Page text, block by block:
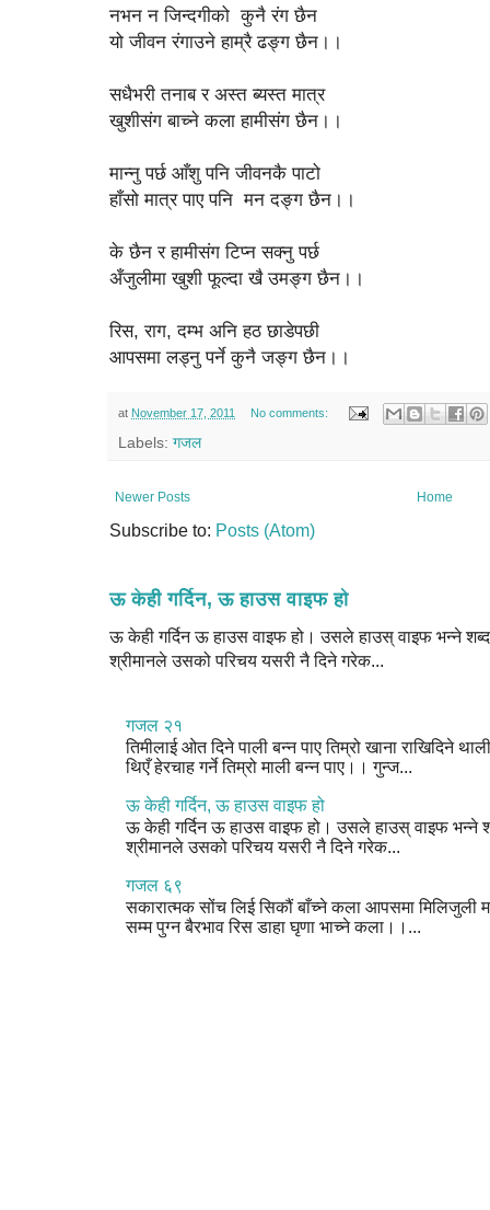
नभन न जिन्दगीको कुनै रंग छैन
यो जीवन रंगाउने हाम्रै ढङ्ग छैन।।
सधैभरी तनाब र अस्त ब्यस्त मात्र
खुशीसंग बाच्ने कला हामीसंग छैन।।
मान्नु पर्छ आँशु पनि जीवनकै पाटो
हाँसो मात्र पाए पनि मन दङ्ग छैन।।
के छैन र हामीसंग टिप्न सक्नु पर्छ
अँजुलीमा खुशी फूल्दा खै उमङ्ग छैन।।
रिस, राग, दम्भ अनि हठ छाडेपछी
आपसमा लड्नु पर्ने कुनै जङ्ग छैन।।
at November 17, 2011 No comments:
Labels: गजल
Newer Posts Home
Subscribe to: Posts (Atom)
ऊ केही गर्दिन, ऊ हाउस वाइफ हो
ऊ केही गर्दिन ऊ हाउस वाइफ हो। उसले हाउस् वाइफ भन्ने
श्रीमानले उसको परिचय यसरी नै दिने गरेक...
गजल २१
तिमीलाई ओत दिने पाली बन्न पाए तिम्रो खाना राखिदिने
थिएँ हेरचाह गर्ने तिम्रो माली बन्न पाए।। गुन्ज...
ऊ केही गर्दिन, ऊ हाउस वाइफ हो
ऊ केही गर्दिन ऊ हाउस वाइफ हो। उसले हाउस् वाइफ भन्ने
श्रीमानले उसको परिचय यसरी नै दिने गरेक...
गजल ६९
सकारात्मक सोंच लिई सिकौं बाँच्ने कला आपसमा मिलिजुली
सम्म पुग्न बैरभाव रिस डाहा घृणा भाच्ने कला।।...